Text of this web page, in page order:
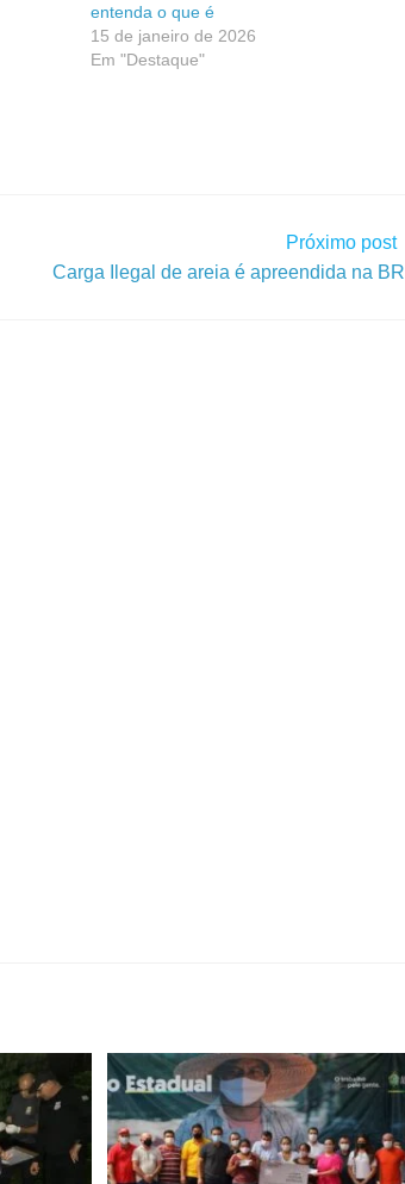
entenda o que é
15 de janeiro de 2026
Em "Destaque"
Próximo post
Carga Ilegal de areia é apreendida na